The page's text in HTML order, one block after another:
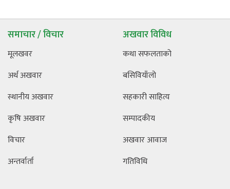
समाचार / विचार
मूलखवर
अर्थ अखवार
स्थानीय अखवार
कृषि अखवार
विचार
अन्तर्वार्ता
अखवार विविध
कथा सफलताको
बसिवियाँलो
सहकारी साहित्य
सम्पादकीय
अखवार आवाज
गतिविधि